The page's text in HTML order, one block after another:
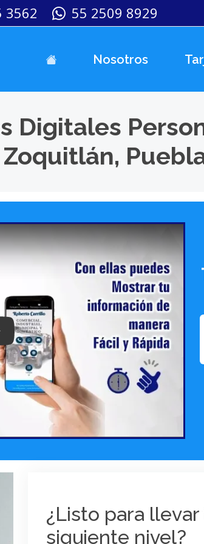
3562 55 2509 8929
Nosotros
Digitales
Keynote (Google I/O '18)
¿Listo para
siguiente nivel?